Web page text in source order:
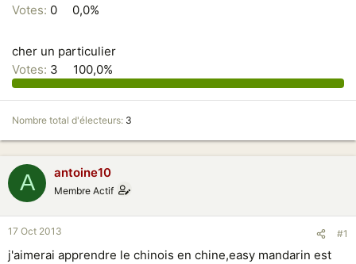
Votes: 0 0,0%
cher un particulier
Votes: 3 100,0%
Nombre total d'électeurs 3
A antoine10
Membre Actif
17 Oct 2013 #1
j'aimerai apprendre le chinois en chine,easy mandarin est